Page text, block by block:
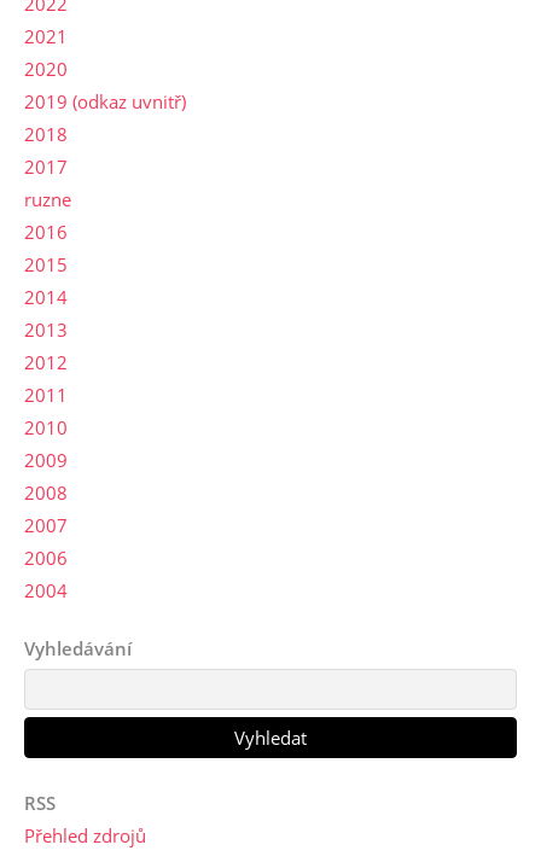
2021
2020
2019 (odkaz uvnitř)
2018
2017
ruzne
2016
2015
2014
2013
2012
2011
2010
2009
2008
2007
2006
2004
Vyhledávání
RSS
Přehled zdrojů